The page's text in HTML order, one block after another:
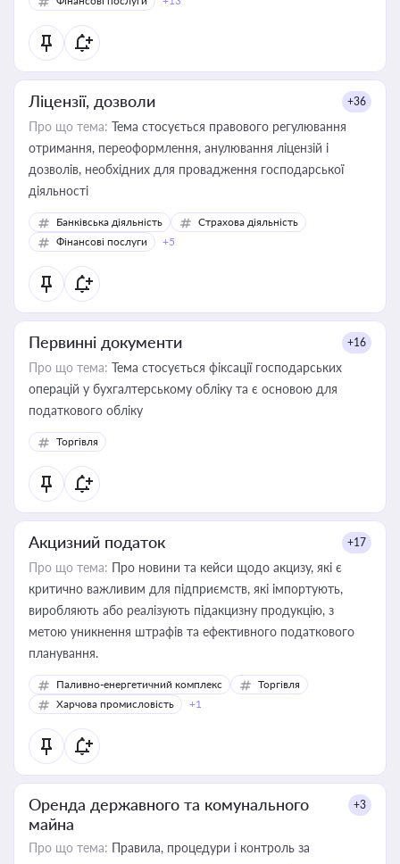
Ліцензії, дозволи +36
Про що тема: Тема стосується правового регулювання
отримання, переоформлення, анулювання ліцензій і
дозволів, необхідних для провадження господарської
діяльності
Банківська діяльність
Страхова діяльність
Фінансові послуги
+5
Первинні документи +16
Про що тема: Тема стосується фіксації господарських
операцій у бухгалтерському обліку та є основою для
податкового обліку
Торгівля
Акцизний податок +17
Про що тема: Про новини та кейси щодо акцизу, які є
критично важливим для підприємств, які імпортують,
виробляють або реалізують підакцизну продукцію, з
метою уникнення штрафів та ефективного податкового
планування.
Паливно-енергетичний комплекс
Торгівля
Харчова промисловість
+1
Оренда державного та комунального
майна
+3
Про що тема: Правила, процедури і контроль за